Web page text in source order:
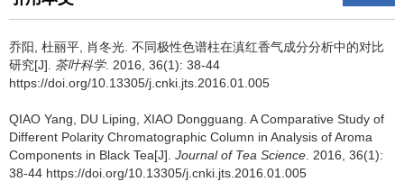
乔阳, 杜丽平, 肖冬光. 不同极性色谱柱在滇红香气成分分析中的对比
研究[J]. 茶叶科学. 2016, 36(1): 38-44
https://doi.org/10.13305/j.cnki.jts.2016.01.005
QIAO Yang, DU Liping, XIAO Dongguang. A Comparative Study of
Different Polarity Chromatographic Column in Analysis of Aroma
Components in Black Tea[J]. Journal of Tea Science . 2016, 36(1):
38-44 https://doi.org/10.13305/j.cnki.jts.2016.01.005